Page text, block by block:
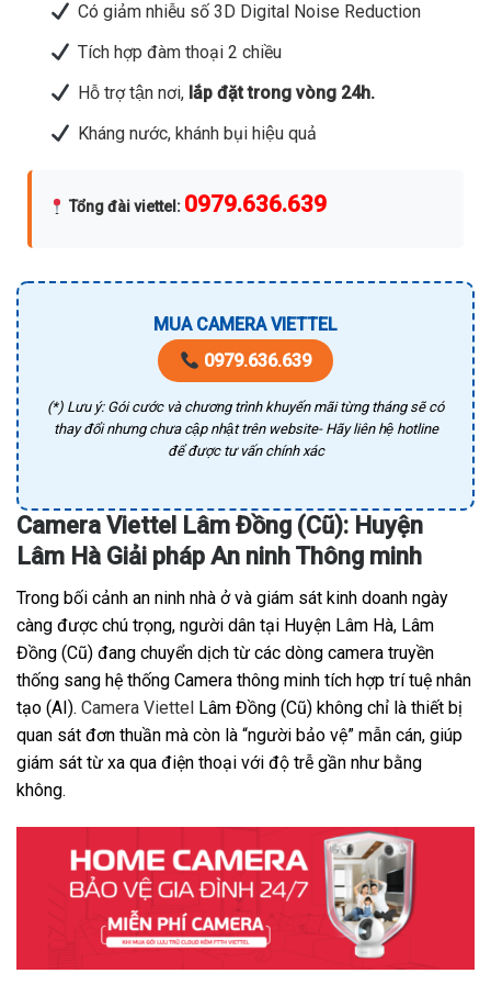
Có giảm nhiễu số 3D Digital Noise Reduction
Tích hợp đàm thoại 2 chiều
Hỗ trợ tận nơi,lắp đặt trong vòng 24h.
Kháng nước, khánh bụi hiệu quả
Tổng đài viettel : 0979.636.639
MUA CAMERA VIETTEL
0979.636.639
(*) Lưu ý: Gói cước và chương trình khuyến mãi từng tháng sẽ có
thay đổi nhưng chưa cập nhật trên website- Hãy liên hệ hotline
để được tư vấn chính xác
Camera Viettel Lâm Đồng (Cũ): Huyện
Lâm Hà Giải pháp An ninh Thông minh
Trong bối cảnh an ninh nhà ở và giám sát kinh doanh ngày
càng được chú trọng, người dân tại Huyện Lâm Hà, Lâm
Đồng (Cũ) đang chuyển dịch từ các dòng camera truyền
thống sang hệ thống Camera thông minh tích hợp trí tuệ nhân
tạo (AI). Camera Viettel Lâm Đồng (Cũ) không chỉ là thiết bị
quan sát đơn thuần mà còn là “người bảo vệ” mẫn cán, giúp
giám sát từ xa qua điện thoại với độ trễ gần như bằng
không.